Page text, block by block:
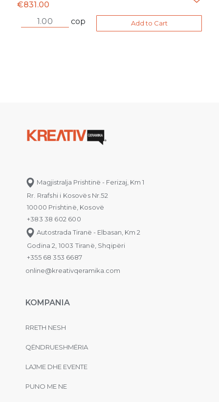
€831.00
cop
Add to Cart
Magjistralja Prishtinë - Ferizaj, Km 1
Rr. Rrafshi i Kosovës Nr.52
10000 Prishtinë, Kosovë
+383 38 602 600
Autostrada Tiranë - Elbasan, Km 2
Godina 2, 1003 Tiranë, Shqipëri
+355 68 353 6687
online@kreativqeramika.com
KOMPANIA
RRETH NESH
QËNDRUESHMËRIA
LAJME DHE EVENTE
PUNO ME NE